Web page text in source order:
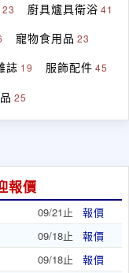
23 廚具爐具衛浴 41
寵物食用品 23
誌 19 服飾配件 45
25
報價
09/21止 報價
09/18止 報價
09/18止 報價